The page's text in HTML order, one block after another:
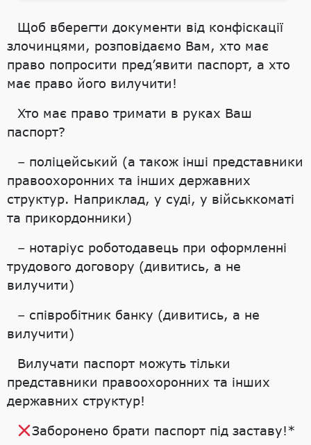
Щоб вберегти документи від конфіскації
злочинцями, розповідаємо Вам, хто має
право попросити пред’явити паспорт, а хто
має право його вилучити!
Хто має право тримати в руках Ваш
паспорт?
– поліцейський (а також інші представники
правоохоронних та інших державних
структур. Наприклад, у суді, у військкоматі
та прикордонники)
– нотаріус роботодавець при оформленні
трудового договору (дивитись, а не
вилучити)
– співробітник банку (дивитись, а не
вилучити)
Вилучати паспорт можуть тільки
представники правоохоронних та інших
державних структур!
Заборонено брати паспорт під заставу!*